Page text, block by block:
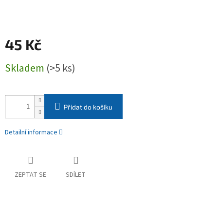
45 Kč
cena:
Skladem (>5 ks)
Přidat do košíku
Detailní informace
ZEPTAT SE SDÍLET